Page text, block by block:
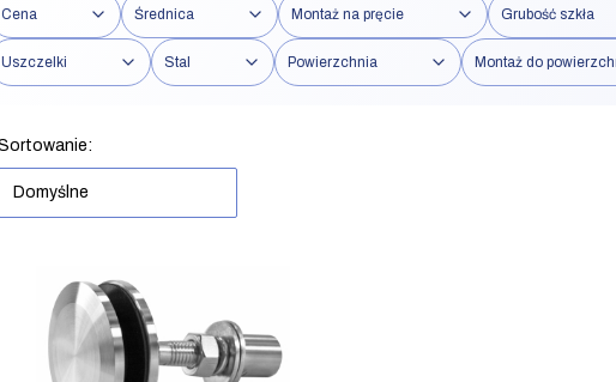
Cena Średnica Montaż na pręcie Grubość szkła
Uszczelki Stal Powierzchnia Montaż do
produktów
Domyślne